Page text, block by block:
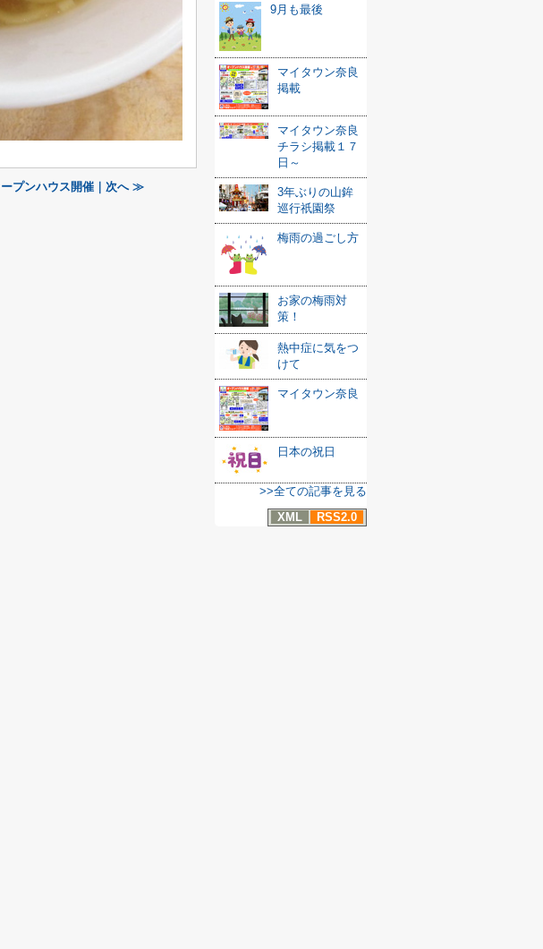
プンハウス開催｜次へ ≫
9月も最後
マイタウン奈良
掲載
マイタウン奈良
チラシ掲載１７
日～
3年ぶりの山鉾
巡行祇園祭
梅雨の過ごし方
お家の梅雨対
策！
熱中症に気をつ
けて
マイタウン奈良
日本の祝日
>>全ての記事を見る
XML
RSS2.0